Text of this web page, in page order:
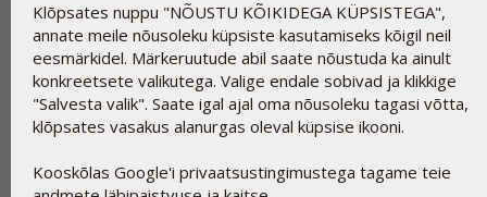
Klõpsates nuppu "NÕUSTU KÕIKIDEGA KÜPSISTEGA",
annate meile nõusoleku küpsiste kasutamiseks kõigil neil
eesmärkidel. Märkeruutude abil saate nõustuda ka ainult
konkreetsete valikutega. Valige endale sobivad ja klikkige
"Salvesta valik". Saate igal ajal oma nõusoleku tagasi võtta,
klõpsates vasakus alanurgas oleval küpsise ikooni.
Kooskõlas Google'i privaatsustingimustega tagame teie